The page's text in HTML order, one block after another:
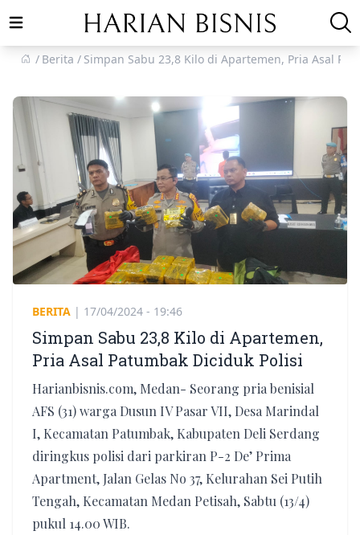
Open main menu
Berita
Simpan Sabu 23,8 Kilo di Apartemen, Pria Asal
BERITA | 17/04/2024 - 19:46
Simpan Sabu 23,8 Kilo di Apartemen,
Pria Asal Patumbak Diciduk Polisi
Harianbisnis.com, Medan- Seorang pria benisial
AFS (31) warga Dusun IV Pasar VII, Desa Marindal
I, Kecamatan Patumbak, Kabupaten Deli Serdang
diringkus polisi dari parkiran P-2 De’ Prima
Apartment, Jalan Gelas No 37, Kelurahan Sei Putih
Tengah, Kecamatan Medan Petisah, Sabtu (13/4)
pukul 14.00 WIB.